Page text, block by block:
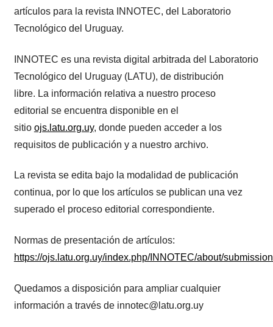
artículos para la revista INNOTEC, del Laboratorio
Tecnológico del Uruguay.
INNOTEC es una revista digital arbitrada del Laboratorio
Tecnológico del Uruguay (LATU), de distribución
libre. La información relativa a nuestro proceso
editorial se encuentra disponible en el
sitio ojs.latu.org.uy, donde pueden acceder a los
requisitos de publicación y a nuestro archivo.
La revista se edita bajo la modalidad de publicación
continua, por lo que los artículos se publican una vez
superado el proceso editorial correspondiente.
Normas de presentación de artículos:
https://ojs.latu.org.uy/index.php/INNOTEC/about/
​Quedamos a disposición para ampliar cualquier
información a través de innotec@latu.org.uy